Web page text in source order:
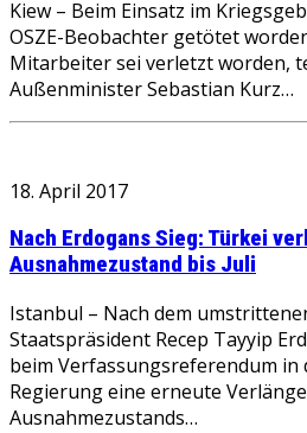
Kiew – Beim Einsatz im
OSZE-Beobachter getötet
Mitarbeiter sei verletzt worden,
Außenminister Sebastian Kurz…
18. April 2017
Nach Erdogans Sieg: Türkei
Ausnahmezustand bis Juli
Istanbul – Nach dem
Staatspräsident Recep Tayyip
beim Verfassungsreferendum in
Regierung eine erneute
Ausnahmezustands…